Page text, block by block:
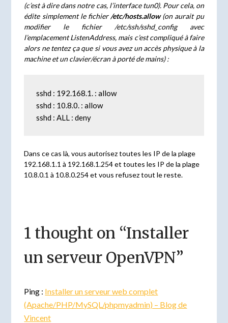
(c’est à dire dans notre cas, l’interface tun0). Pour cela, on
édite simplement le fichier /etc/hosts.allow(on aurait pu
modifier le fichier /etc/ssh/sshd_config avec
l’emplacement ListenAddress, mais c’est compliqué à faire
alors ne tentez ça que si vous avez un accès physique à la
machine et un clavier/écran à porté de mains) :
sshd : 192.168.1. : allow
sshd : 10.8.0. : allow
sshd : ALL : deny
Dans ce cas là, vous autorisez toutes les IP de la plage
192.168.1.1 à 192.168.1.254 et toutes les IP de la plage
10.8.0.1 à 10.8.0.254 et vous refusez tout le reste.
1 thought on “Installer
un serveur OpenVPN”
Ping : Installer un serveur web complet
(Apache/PHP/MySQL/phpmyadmin) – Blog de
Vincent